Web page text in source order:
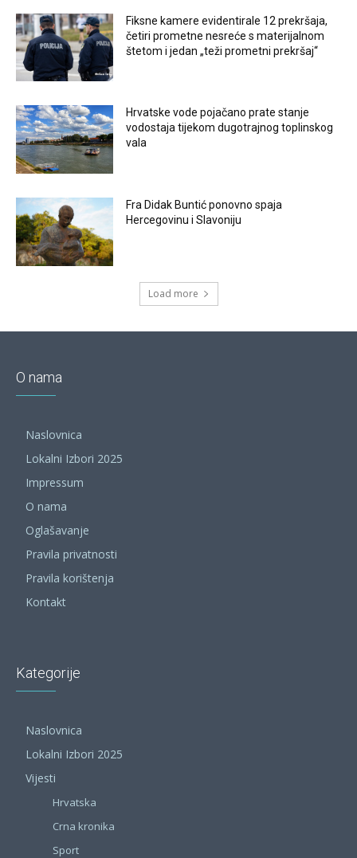
Fiksne kamere evidentirale 12 prekršaja,
četiri prometne nesreće s materijalnom
štetom i jedan „teži prometni prekršaj“
Hrvatske vode pojačano prate stanje
vodostaja tijekom dugotrajnog toplinskog
vala
Fra Didak Buntić ponovno spaja
Hercegovinu i Slavoniju
Load more
O nama
Naslovnica
Lokalni Izbori 2025
Impressum
O nama
Oglašavanje
Pravila privatnosti
Pravila korištenja
Kontakt
Kategorije
Naslovnica
Lokalni Izbori 2025
Vijesti
Hrvatska
Crna kronika
Sport